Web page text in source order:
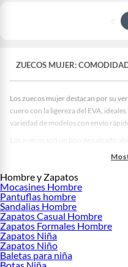
ZUECOS MUJER:
Los zuecos mujer destacan por su
cuero con la ligereza del EVA,
variedad de modelos con envío
Los zuecos son un tipo de calzado
calidad y estilo.
Por qué son los mejores:
Destacamos el uso de materiales
tecnología de absorción de impactos
Además, muchos modelos
ventilación, asegurando frescura en
Tipos y Modelos Disponibles 🛍️
Hombre y Zapatos
Mocasines Hombre
Pantuflas hombre
Sandalias Hombre
Zapatos Casual Hombre
Zapatos Formales Hombre
Zapatos Niña
Zapatos Niño
Baletas para niña
Botas Niña